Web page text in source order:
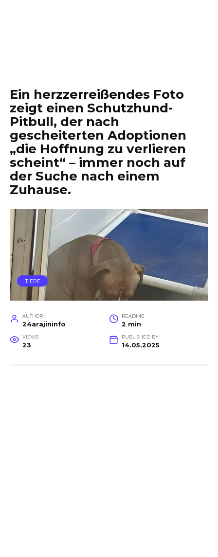
Ein herzzerreißendes Foto
zeigt einen Schutzhund-
Pitbull, der nach
gescheiterten Adoptionen
„die Hoffnung zu verlieren
scheint“ – immer noch auf
der Suche nach einem
Zuhause.
TIERE
AUTHOR
24arajininfo
READING
2 min
VIEWS
23
PUBLISHED BY
14.05.2025